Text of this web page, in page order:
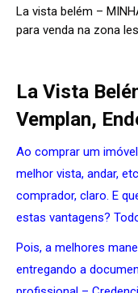
La vista belém –
para venda na zona
La Vista
Vemplan,
Ao comprar um
melhor vista, andar,
comprador, claro. E
estas vantagens?
Pois, a melhores
entregando a